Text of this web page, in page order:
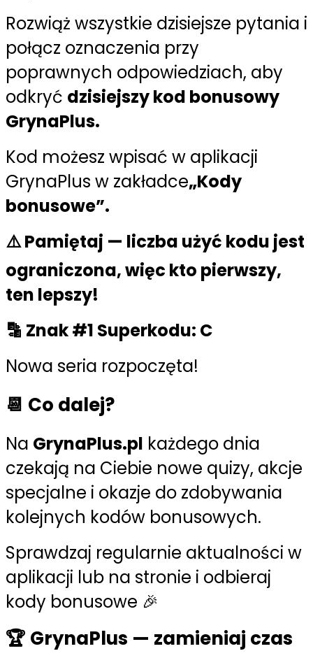
Rozwiąż wszystkie dzisiejsze pytania i
połącz oznaczenia przy
poprawnych odpowiedziach, aby
odkryć dzisiejszy kod bonusowy
GrynaPlus.
Kod możesz wpisać w aplikacji
GrynaPlus w zakładce„Kody
bonusowe”.
⚠️Pamiętaj — liczba użyć kodu jest
ograniczona, więc kto pierwszy,
ten lepszy!
🔡 Znak #1 Superkodu: C
Nowa seria rozpoczęta!
📆 Co dalej?
Na GrynaPlus.pl każdego dnia
czekają na Ciebie nowe quizy, akcje
specjalne i okazje do zdobywania
kolejnych kodów bonusowych.
Sprawdzaj regularnie aktualności w
aplikacji lub na stronie i odbieraj
kody bonusowe 🎉
🏆 GrynaPlus — zamieniaj czas